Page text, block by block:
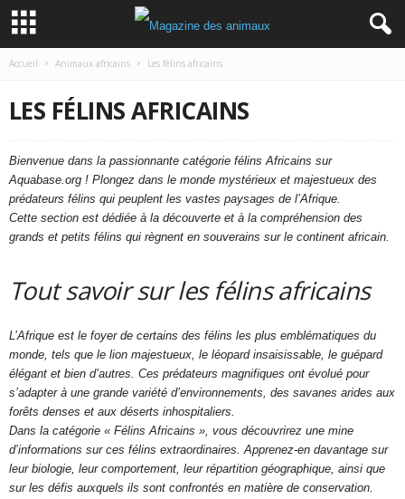
Accueil Animaux africains Les félins africains
LES FÉLINS AFRICAINS
Bienvenue dans la passionnante catégorie félins Africains sur
Aquabase.org ! Plongez dans le monde mystérieux et majestueux des
prédateurs félins qui peuplent les vastes paysages de l’Afrique.
Cette section est dédiée à la découverte et à la compréhension des
grands et petits félins qui règnent en souverains sur le continent africain.
Tout savoir sur les félins africains
L’Afrique est le foyer de certains des félins les plus emblématiques du
monde, tels que le lion majestueux, le léopard insaisissable, le guépard
élégant et bien d’autres. Ces prédateurs magnifiques ont évolué pour
s’adapter à une grande variété d’environnements, des savanes arides aux
forêts denses et aux déserts inhospitaliers.
Dans la catégorie « Félins Africains », vous découvrirez une mine
d’informations sur ces félins extraordinaires. Apprenez-en davantage sur
leur biologie, leur comportement, leur répartition géographique, ainsi que
sur les défis auxquels ils sont confrontés en matière de conservation.